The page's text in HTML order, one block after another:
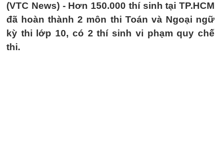
(VTC News) - Hơn 150.000 thí sinh tại TP.HCM
đã hoàn thành 2 môn thi Toán và Ngoại ngữ
kỳ thi lớp 10, có 2 thí sinh vi phạm quy chế
thi.